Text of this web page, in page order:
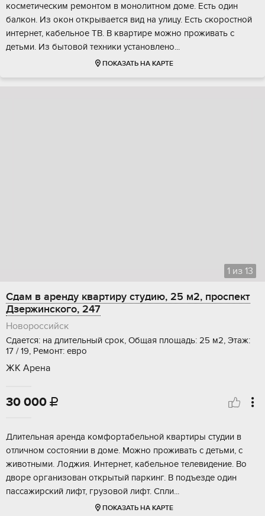
косметическим ремонтом в монолитном доме. Есть один
балкон. Из окон открывается вид на улицу. Есть скоростной
интернет, кабельное ТВ. В квартире можно проживать с
детьми. Из бытовой техники установлено...
ПОКАЗАТЬ НА КАРТЕ
1 из 13
Сдам в аренду квартиру студию, 25 м2, проспект
Дзержинского, 247
Новороссийск
Сдается: на длительный срок, Общая площадь: 25 м2, Этаж:
17 / 19, Ремонт: евро
ЖК Арена
30 000 
Длительная аренда комфортабельной квартиры студии в
отличном состоянии в доме. Можно проживать с детьми, с
животными. Лоджия. Интернет, кабельное телевидение. Во
дворе организован открытый паркинг. В подъезде один
пассажирский лифт, грузовой лифт. Спли...
ПОКАЗАТЬ НА КАРТЕ